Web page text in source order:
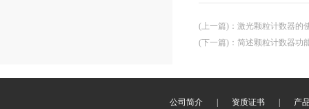
(上一篇) ： 激光颗粒计数器的
(下一篇) ： 简述颗粒计数器功
公司简介 资质证书 产